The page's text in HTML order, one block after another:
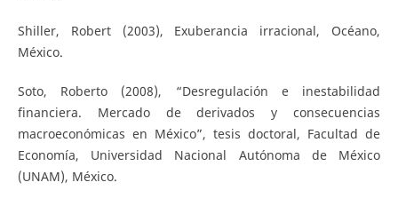
Shiller, Robert (2003), Exuberancia irracional, Océano,
México.
Soto, Roberto (2008), “Desregulación e inestabilidad
financiera. Mercado de derivados y consecuencias
macroeconómicas en México”, tesis doctoral, Facultad de
Economía, Universidad Nacional Autónoma de México
(UNAM), México.